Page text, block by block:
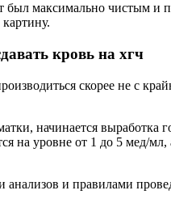
был максимально чистым
кровь на хгч
скорее не с
начинается
на уровне от 1 до 5 мед/
анализов и правилами